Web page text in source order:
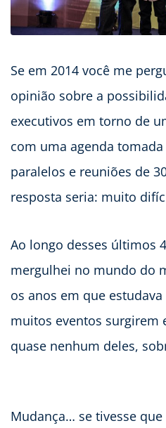
Se em 2014 você me
opinião sobre a
executivos em torno de
com uma agenda
paralelos e reuniões de
resposta seria: muito
Ao longo desses últimos
mergulhei no mundo do
os anos em que
muitos eventos surgirem
quase nenhum deles,
Mudança… se tivesse